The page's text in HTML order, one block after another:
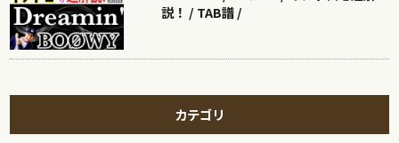
説！ / TAB譜 /
カテゴリ